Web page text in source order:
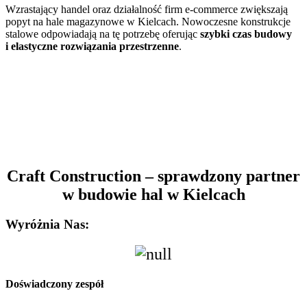
Wzrastający handel oraz działalność firm e-commerce zwiększają
popyt na hale magazynowe w Kielcach. Nowoczesne konstrukcje
stalowe odpowiadają na tę potrzebę oferując szybki czas budowy
i elastyczne rozwiązania przestrzenne.
Craft Construction – sprawdzony partner
w budowie hal w Kielcach
Wyróżnia Nas:
Doświadczony zespół